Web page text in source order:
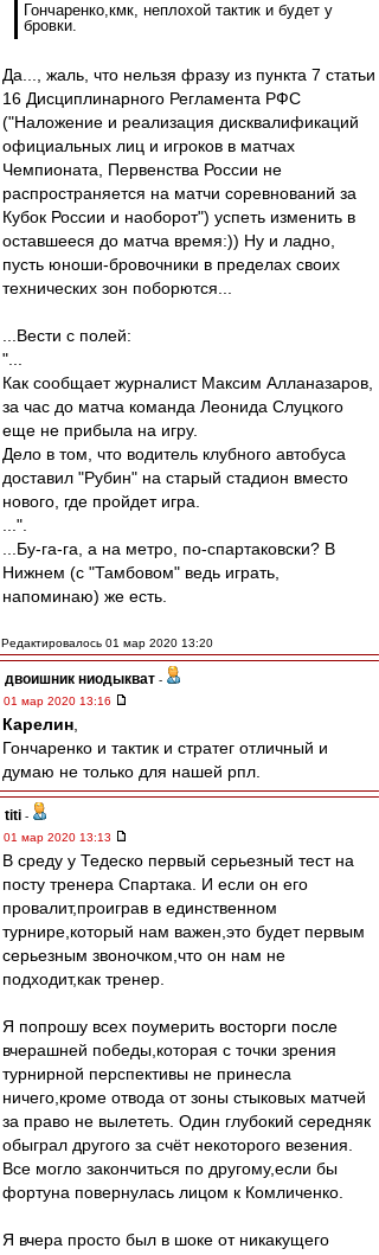
Гончаренко,кмк, неплохой тактик и будет у
бровки.
Да..., жаль, что нельзя фразу из пункта 7 статьи
16 Дисциплинарного Регламента РФС
("Наложение и реализация дисквалификаций
официальных лиц и игроков в матчах
Чемпионата, Первенства России не
распространяется на матчи соревнований за
Кубок России и наоборот") успеть изменить в
оставшееся до матча время:)) Ну и ладно,
пусть юноши-бровочники в пределах своих
технических зон поборются...
...Вести с полей:
"...
Как сообщает журналист Максим Алланазаров,
за час до матча команда Леонида Слуцкого
еще не прибыла на игру.
Дело в том, что водитель клубного автобуса
доставил "Рубин" на старый стадион вместо
нового, где пройдет игра.
...".
...Бу-га-га, а на метро, по-спартаковски? В
Нижнем (с "Тамбовом" ведь играть,
напоминаю) же есть.
Редактировалось 01 мар 2020 13:20
двоишник ниодыкват -
01 мар 2020 13:16
Карелин
Гончаренко и тактик и стратег отличный и
думаю не только для нашей рпл.
titi -
01 мар 2020 13:13
В среду у Тедеско первый серьезный тест на
посту тренера Спартака. И если он его
провалит,проиграв в единственном
турнире,который нам важен,это будет первым
серьезным звоночком,что он нам не
подходит,как тренер.
Я попрошу всех поумерить восторги после
вчерашней победы,которая с точки зрения
турнирной перспективы не принесла
ничего,кроме отвода от зоны стыковых матчей
за право не вылететь. Один глубокий середняк
обыграл другого за счёт некоторого везения.
Все могло закончиться по другому,если бы
фортуна повернулась лицом к Комличенко.
Я вчера просто был в шоке от никакущего